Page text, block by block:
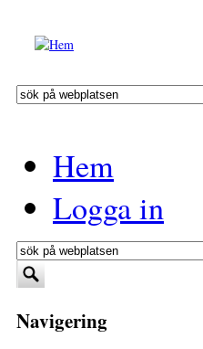
Sökformulär
Hem
Logga in
Sökformulär
Sök
Navigering